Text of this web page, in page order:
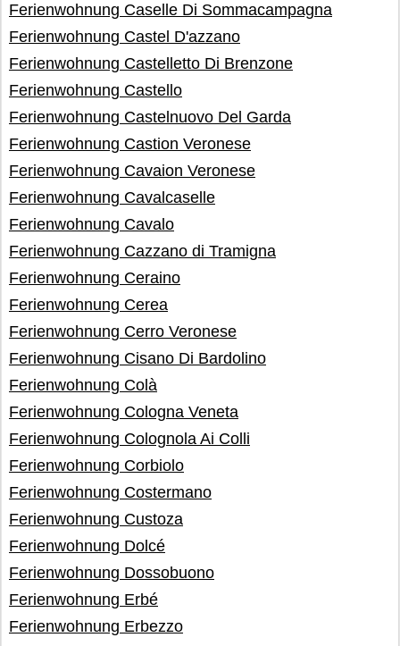
Ferienwohnung Caselle Di Sommacampagna
Ferienwohnung Castel D'azzano
Ferienwohnung Castelletto Di Brenzone
Ferienwohnung Castello
Ferienwohnung Castelnuovo Del Garda
Ferienwohnung Castion Veronese
Ferienwohnung Cavaion Veronese
Ferienwohnung Cavalcaselle
Ferienwohnung Cavalo
Ferienwohnung Cazzano di Tramigna
Ferienwohnung Ceraino
Ferienwohnung Cerea
Ferienwohnung Cerro Veronese
Ferienwohnung Cisano Di Bardolino
Ferienwohnung Colà
Ferienwohnung Cologna Veneta
Ferienwohnung Colognola Ai Colli
Ferienwohnung Corbiolo
Ferienwohnung Costermano
Ferienwohnung Custoza
Ferienwohnung Dolcé
Ferienwohnung Dossobuono
Ferienwohnung Erbé
Ferienwohnung Erbezzo